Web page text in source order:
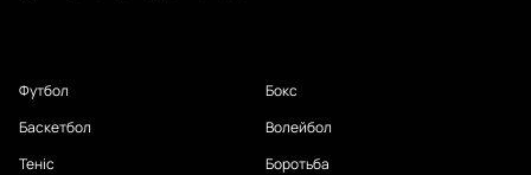
Футбол
Баскетбол
Теніс
Бокс
Волейбол
Боротьба